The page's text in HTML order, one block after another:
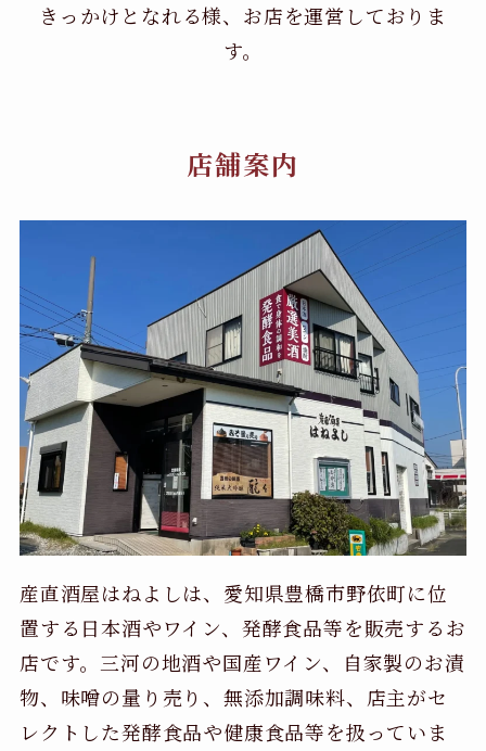
きっかけとなれる様、お店を運営しておりま
す。
店舗案内
産直酒屋はねよしは、愛知県豊橋市野依町に位
置する日本酒やワイン、発酵食品等を販売するお
店です。三河の地酒や国産ワイン、自家製のお漬
物、味噌の量り売り、無添加調味料、店主がセ
レクトした発酵食品や健康食品等を扱っていま